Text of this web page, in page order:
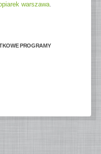
warszawa.
PROGRAMY